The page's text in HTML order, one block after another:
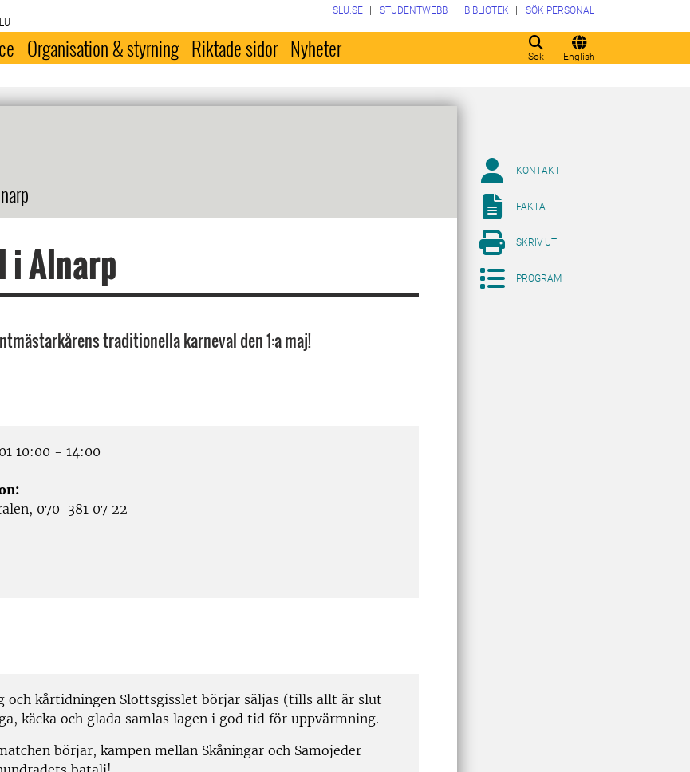
Sök English
SLU.SE STUDENTWEBB BIBLIOTEK SÖK PERSONAL
Organisation & styrning Riktade sidor Nyheter
i Alnarp
traditionella karneval den 1:a maj!
10:00 - 14:00
070-381 07 22
och kårtidningen Slottsgisslet börjar säljas (tills allt är slut
käcka och glada samlas lagen i god tid för uppvärmning.
börjar, kampen mellan Skåningar och Samojeder
KONTAKT
FAKTA
SKRIV UT
PROGRAM